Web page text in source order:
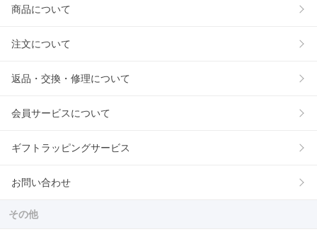
商品について
注文について
返品・交換・修理について
会員サービスについて
ギフトラッピングサービス
お問い合わせ
その他